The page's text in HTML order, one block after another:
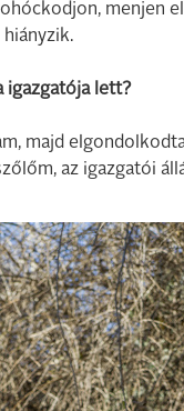
menjen
hiányzik.
igazgatója lett?
majd
az igazgatói